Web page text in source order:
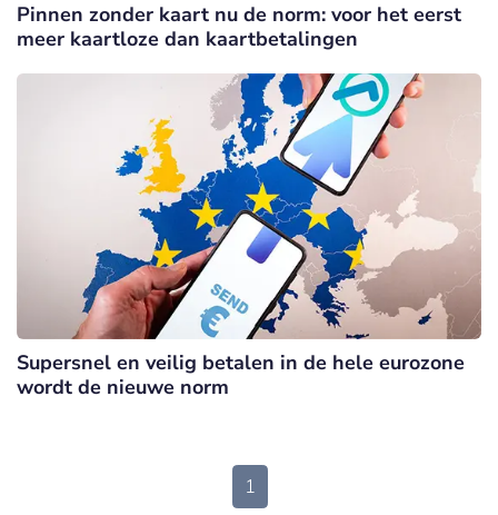
Pinnen zonder kaart nu de norm: voor het eerst
meer kaartloze dan kaartbetalingen
Supersnel en veilig betalen in de hele eurozone
wordt de nieuwe norm
1